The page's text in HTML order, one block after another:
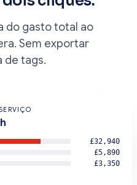
do gasto total ao
Sem exportar
de tags.
£32,940
£5,890
£3,350